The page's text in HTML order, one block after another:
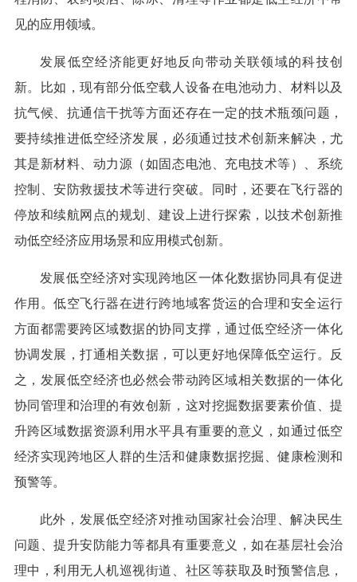
见的应用领域。
发展低空经济能更好地反向带动关联领域的科技创
新。比如，现有部分低空载人设备在电池动力、材料以及
抗气候、抗通信干扰等方面还存在一定的技术瓶颈问题，
要持续推进低空经济发展，必须通过技术创新来解决，尤
其是新材料、动力源（如固态电池、充电技术等）、系统
控制、安防救援技术等进行突破。同时，还要在飞行器的
停放和续航网点的规划、建设上进行探索，以技术创新推
动低空经济应用场景和应用模式创新。
发展低空经济对实现跨地区一体化数据协同具有促进
作用。低空飞行器在进行跨地域客货运的合理和安全运行
方面都需要跨区域数据的协同支撑，通过低空经济一体化
协调发展，打通相关数据，可以更好地保障低空运行。反
之，发展低空经济也必然会带动跨区域相关数据的一体化
协同管理和治理的有效创新，这对挖掘数据要素价值、提
升跨区域数据资源利用水平具有重要的意义，如通过低空
经济实现跨地区人群的生活和健康数据挖掘、健康检测和
预警等。
此外，发展低空经济对推动国家社会治理、解决民生
问题、提升安防能力等都具有重要意义，如在基层社会治
理中，利用无人机巡视街道、社区等获取及时预警信息，